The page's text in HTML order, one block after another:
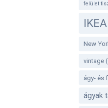
felület
IKEA
New
vintage
ágy- és
ágyak